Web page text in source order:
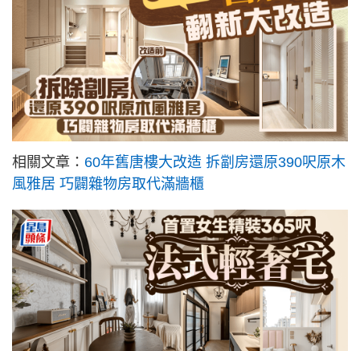
相關文章： 60年舊唐樓大改造 拆劏房還原390呎原木
風雅居 巧闢雜物房取代滿牆櫃